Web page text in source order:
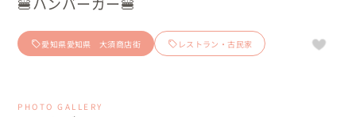
愛知県愛知県 大須商店街 レストラン・古民家
PHOTO GALLERY